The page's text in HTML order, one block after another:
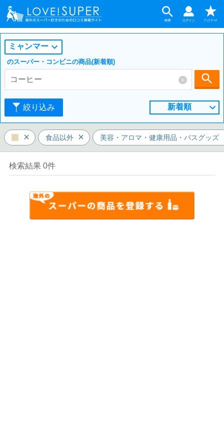
ミャンマー
のスーパー・コンビニの商品(新着順)
絞り込み 新着順
食品以外 美容・アロマ・健康用品・バスグッズ
検索結果 0件